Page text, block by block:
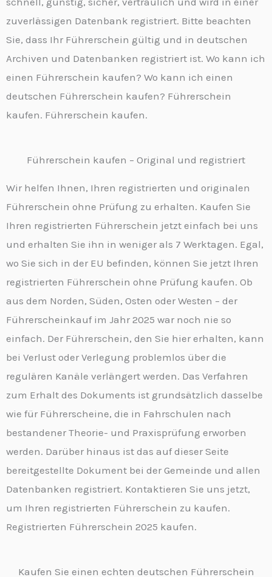
zuverlässigen Datenbank registriert. Bitte beachten
Sie, dass Ihr Führerschein gültig und in deutschen
Archiven und Datenbanken registriert ist. Wo kann ich
einen Führerschein kaufen? Wo kann ich einen
deutschen Führerschein kaufen? Führerschein
kaufen. Führerschein kaufen.
Führerschein kaufen – Original und registriert
Wir helfen Ihnen, Ihren registrierten und originalen
Führerschein ohne Prüfung zu erhalten. Kaufen Sie
Ihren registrierten Führerschein jetzt einfach bei uns
und erhalten Sie ihn in weniger als 7 Werktagen. Egal,
wo Sie sich in der EU befinden, können Sie jetzt Ihren
registrierten Führerschein ohne Prüfung kaufen. Ob
aus dem Norden, Süden, Osten oder Westen – der
Führerscheinkauf im Jahr 2025 war noch nie so
einfach. Der Führerschein, den Sie hier erhalten, kann
bei Verlust oder Verlegung problemlos über die
regulären Kanäle verlängert werden. Das Verfahren
zum Erhalt des Dokuments ist grundsätzlich dasselbe
wie für Führerscheine, die in Fahrschulen nach
bestandener Theorie- und Praxisprüfung erworben
werden. Darüber hinaus ist das auf dieser Seite
bereitgestellte Dokument bei der Gemeinde und allen
Datenbanken registriert. Kontaktieren Sie uns jetzt,
um Ihren registrierten Führerschein zu kaufen.
Registrierten Führerschein 2025 kaufen.
Kaufen Sie einen echten deutschen Führerschein